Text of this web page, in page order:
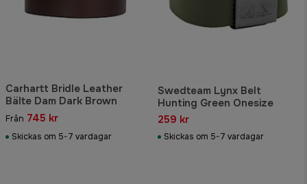
Carhartt Bridle Leather
Bälte Dam Dark Brown
Från 745 kr
Skickas om 5-7 vardagar
Swedteam Lynx Belt
Hunting Green Onesize
259 kr
Skickas om 5-7 vardagar